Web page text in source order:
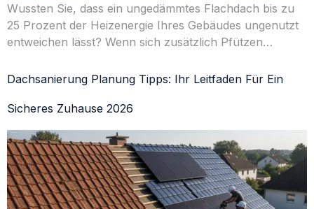
Wussten Sie, dass ein ungedämmtes Flachdach bis zu
25 Prozent der Heizenergie Ihres Gebäudes ungenutzt
entweichen lässt? Wenn sich zusätzlich Pfützen…
Dachsanierung Planung Tipps: Ihr Leitfaden Für Ein
Sicheres Zuhause 2026